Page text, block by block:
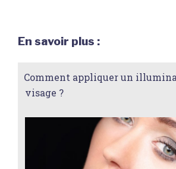
En savoir plus :
Comment appliquer un
visage ?